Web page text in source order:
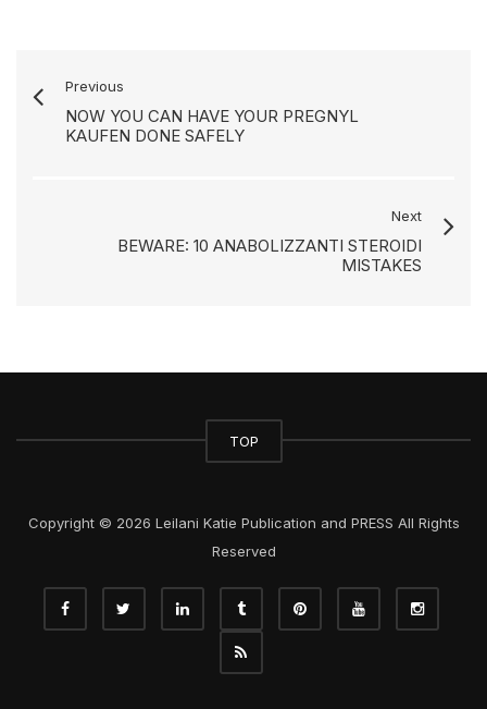
Previous
NOW YOU CAN HAVE YOUR PREGNYL
KAUFEN DONE SAFELY
Next
BEWARE: 10 ANABOLIZZANTI STEROIDI
MISTAKES
TOP
Copyright © 2026 Leilani Katie Publication and PRESS All Rights
Reserved